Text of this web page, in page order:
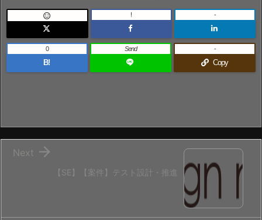
 ! -
B!
0 Send
Copy
-
【SE】【案件】テスト設計・推進

Next